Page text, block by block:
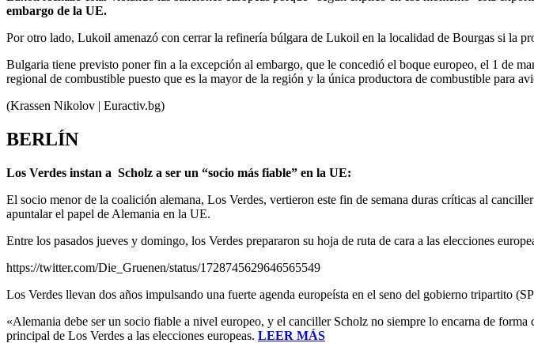
embargo de la UE.
Por otro lado, Lukoil amenazó con cerrar la refinería búlgara de Lukoil en la localidad de Bourgas si la
Bulgaria tiene previsto poner fin a la excepción al embargo, que le concedió el boque europeo, el 1 de
regional de combustible puesto que es la mayor de la región y la única productora de combustible para
(Krassen Nikolov | Euractiv.bg)
BERLÍN
Los Verdes instan a Scholz a ser un “socio más fiable” en la UE:
El socio menor de la coalición alemana, Los Verdes, vertieron este fin de semana duras críticas al
apuntalar el papel de Alemania en la UE.
Entre los pasados jueves y domingo, los Verdes prepararon su hoja de ruta de cara a las elecciones
https://twitter.com/Die_Gruenen/status/1728745629646565549
Los Verdes llevan dos años impulsando una fuerte agenda europeísta en el seno del gobierno tripartito
«Alemania debe ser un socio fiable a nivel europeo, y el canciller Scholz no siempre lo encarna de
principal de Los Verdes a las elecciones europeas. LEER MÁS